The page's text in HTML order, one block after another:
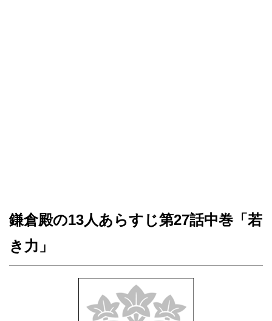
鎌倉殿の13人あらすじ第27話中巻「若
き力」